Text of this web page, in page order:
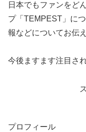
日本でもファンをど
プ「TEMPEST」に
報などについてお伝
今後ますます注目さ
プロフィール